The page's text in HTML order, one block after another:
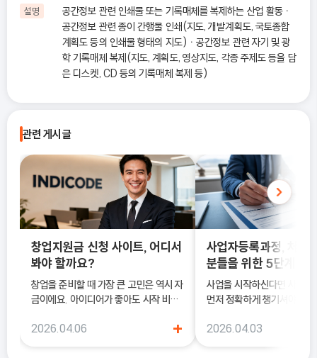
설명
공간정보 관련 인쇄물 또는 기록매체를 복제하는 산업 활동 ㆍ
공간정보 관련 종이 간행물 인쇄(지도, 개발계획도, 국토종합
계획도 등의 인쇄물 형태의 지도) ㆍ 공간정보 관련 자기 및 광
학 기록매체 복제(지도, 계획도, 영상지도, 각종 주제도 등을 담
은 디스켓, CD 등의 기록매체 복제 등)
관련 게시글
창업지원금 신청 사이트, 어디서
봐야 할까요?
창업을 준비할 때 가장 큰 고민은 역시 자
금이에요. 아이디어가 좋아도 시작 비용
이럴 때 도움이 되는 것이 바로 창업지원
2026.04.06 +
사업자등록과정, 처음
분들을 위한 5단계 정
사업을 시작하신다면 사업자
먼저 정확하게 챙기셔야 해
국세청에 정식으로 사업을
2026.04.03